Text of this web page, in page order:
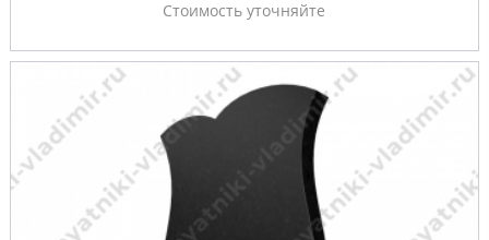
Стоимость уточняйте